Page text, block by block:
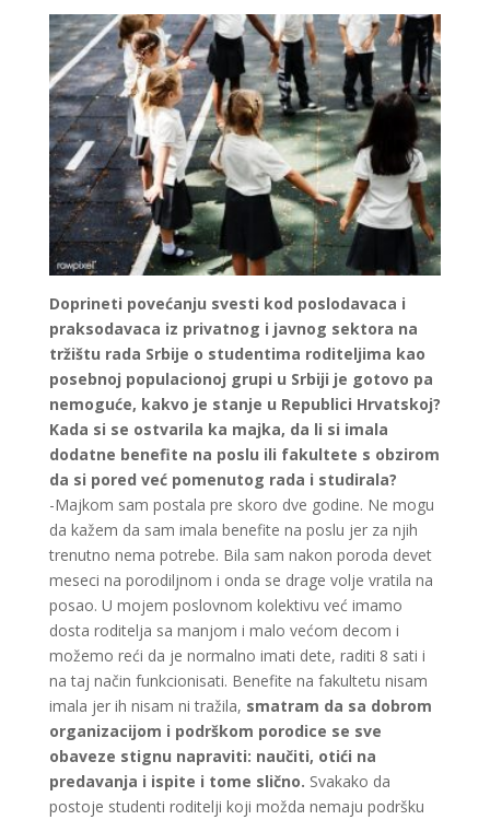
Doprineti povećanju svesti kod poslodavaca i
praksodavaca iz privatnog i javnog sektora na
tržištu rada Srbije o studentima roditeljima kao
posebnoj populacionoj grupi u Srbiji je gotovo pa
nemoguće, kakvo je stanje u Republici Hrvatskoj?
Kada si se ostvarila ka majka, da li si imala
dodatne benefite na poslu ili fakultete s obzirom
da si pored već pomenutog rada i studirala?
-Majkom sam postala pre skoro dve godine. Ne mogu
da kažem da sam imala benefite na poslu jer za njih
trenutno nema potrebe. Bila sam nakon poroda devet
meseci na porodiljnom i onda se drage volje vratila na
posao. U mojem poslovnom kolektivu već imamo
dosta roditelja sa manjom i malo većom decom i
možemo reći da je normalno imati dete, raditi 8 sati i
na taj način funkcionisati. Benefite na fakultetu nisam
imala jer ih nisam ni tražila, smatram da sa dobrom
organizacijom i podrškom porodice se sve
obaveze stignu napraviti: naučiti, otići na
predavanja i ispite i tome slično. Svakako da
postoje studenti roditelji koji možda nemaju podršku